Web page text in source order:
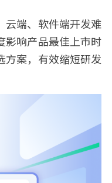
云端、软件端开发难
影响产品最佳上市时
方案，有效缩短研发